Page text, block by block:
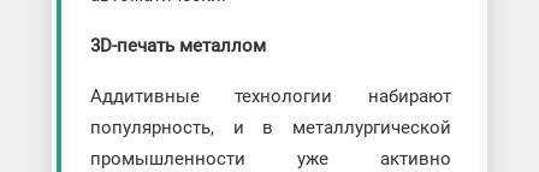
3D-печать металлом
Аддитивные технологии набирают
популярность, и в металлургической
промышленности уже активно